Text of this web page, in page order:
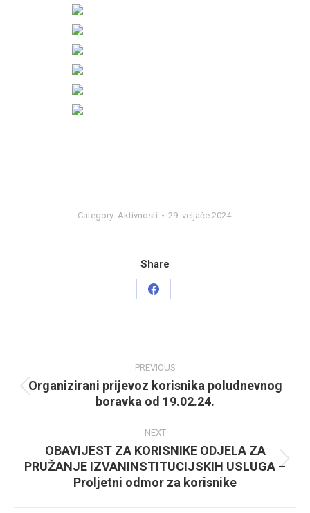
Category: Aktivnosti 29. veljače 2024.
Share
Share
navigation
PREVIOUS
Previous
Organizirani prijevoz korisnika poludnevnog
boravka od 19.02.24.
NEXT
Next
post:
OBAVIJEST ZA KORISNIKE ODJELA ZA
PRUŽANJE IZVANINSTITUCIJSKIH USLUGA –
Proljetni odmor za korisnike